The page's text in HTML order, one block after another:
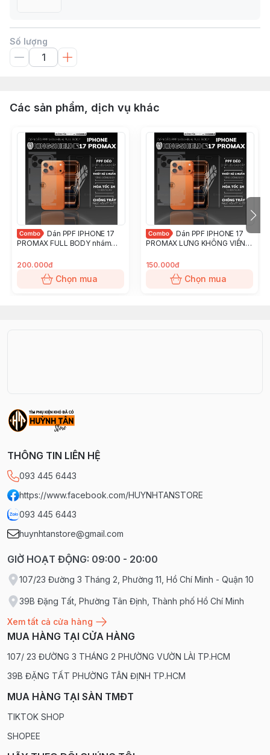
Số lượng
Các sản phẩm, dịch vụ khác
Dán PPF IPHONE 17
PROMAX FULL BODY nhám
KINGSHIELD
200.000đ
Chọn mua
Dán PPF IPHONE 17
PROMAX LƯNG KHÔNG VIỀN
vân tay KINGSHIELD
150.000đ
Chọn mua
THÔNG TIN LIÊN HỆ
093 445 6443
https://www.facebook.com/HUYNHTANSTORE
093 445 6443
huynhtanstore@gmail.com
GIỜ HOẠT ĐỘNG: 09:00 - 20:00
107/23 Đường 3 Tháng 2, Phường 11, Hồ Chí Minh - Quận 10
39B Đặng Tất, Phường Tân Định, Thành phố Hồ Chí Minh
Xem tất cả cửa hàng
MUA HÀNG TẠI CỬA HÀNG
107/ 23 ĐƯỜNG 3 THÁNG 2 PHƯỜNG VƯỜN LÀI TP.HCM
39B ĐẶNG TẤT PHƯỜNG TÂN ĐỊNH TP.HCM
MUA HÀNG TẠI SÀN TMĐT
TIKTOK SHOP
SHOPEE